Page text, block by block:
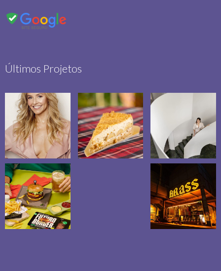
Últimos Projetos